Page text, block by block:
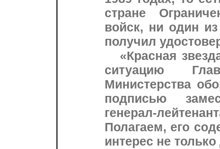
стране
войск, ни один
получил
«Красная
ситуацию
Министерства
подписью
генерал-
Полагаем, его
интерес не